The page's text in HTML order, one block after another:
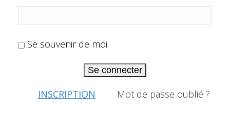
Se souvenir de moi
Se connecter
INSCRIPTION Mot de passe oublié ?